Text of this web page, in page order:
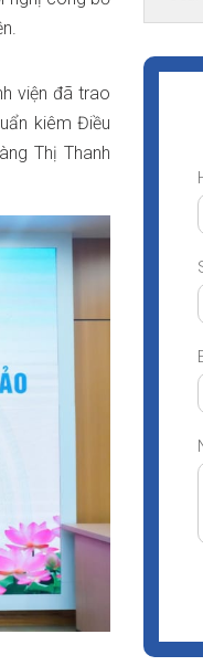
viện đã trao
kiêm Điều
Thị Thanh